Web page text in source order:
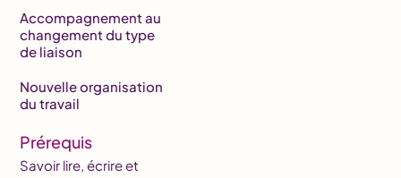
Accompagnement au
changement du type
de liaison
Nouvelle organisation
du travail
Prérequis
Savoir lire, écrire et